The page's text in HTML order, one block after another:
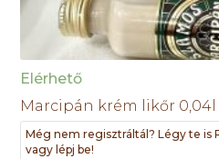
Elérhető
Marcipán krém likőr 0,04l
Még nem regisztráltál? Légy te is
vagy lépj be!